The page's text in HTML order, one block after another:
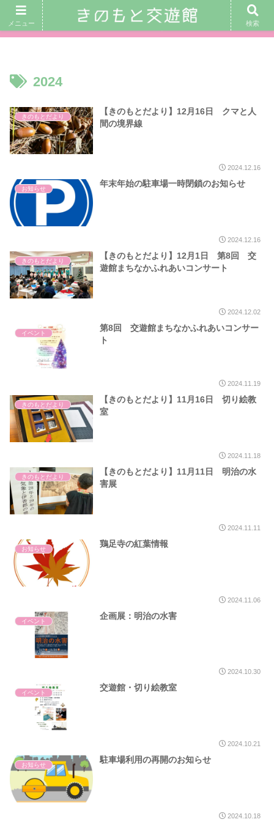
｜ 交遊館カフェ営業日： 8月8日(土)、 9日(日)、 12日(水) 10：
00〜16：00 ｜
2024
きのもとだより
【きのもとだより】12月16日 クマと人
間の境界線
2024.12.16
お知らせ
年末年始の駐車場一時閉鎖のお知らせ
2024.12.16
きのもとだより
【きのもとだより】12月1日 第8回 交
遊館まちなかふれあいコンサート
2024.12.02
イベント
第8回 交遊館まちなかふれあいコンサー
ト
2024.11.19
きのもとだより
【きのもとだより】11月16日 切り絵教
室
2024.11.18
きのもとだより
【きのもとだより】11月11日 明治の水
害展
2024.11.11
お知らせ
鶏足寺の紅葉情報
2024.11.06
イベント
企画展：明治の水害
2024.10.30
イベント
交遊館・切り絵教室
2024.10.21
お知らせ
駐車場利用の再開のお知らせ
2024.10.18
メニュー 検索